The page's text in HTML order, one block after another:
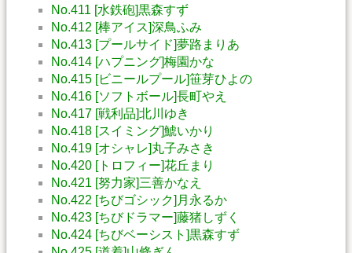
No.411 [水鉄砲]黒森すず
No.412 [棒アイス]深鳥ふみ
No.413 [プールサイド]夢路まりあ
No.414 [ハプニング]梅園かな
No.415 [ビニールプール]笹芽ひよの
No.416 [ソフトボール]長町やえ
No.417 [戦利品]北川ゆき
No.418 [スイミング]鯱いかり
No.419 [オシャレ]丸子みさき
No.420 [トロフィー]花丘まり
No.421 [努力家]三善かなえ
No.422 [ちびゴシック]月永るか
No.423 [ちびドラマー]藤猪しずく
No.424 [ちびベーシスト]黒森すず